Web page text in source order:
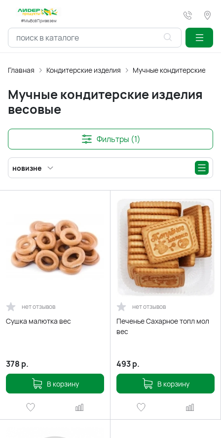
#МыВсёПривезем
Главная Кондитерские изделия Мучные кондитерские
Мучные кондитерские изделия
весовые
Фильтры (1)
новизне
нет отзывов
Сушка малютка вес
378 р.
В корзину
нет отзывов
Печенье Сахарное топл мол
вес
493р.
В корзину